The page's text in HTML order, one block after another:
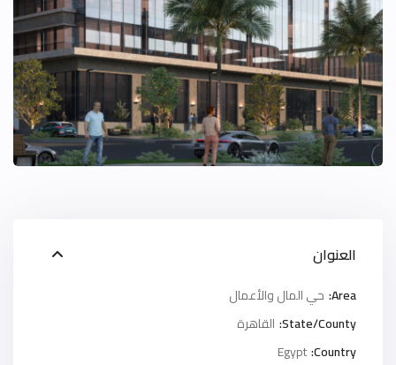
العنوان
Area: حي المال والأعمال
State/County: القاهرة
Country:
Egypt